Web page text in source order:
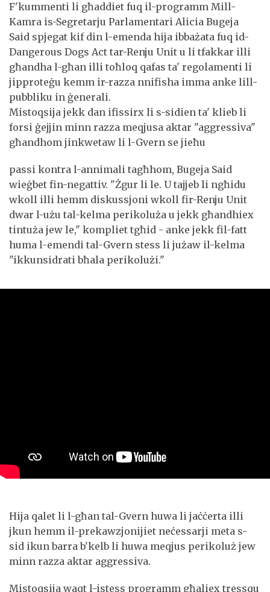
F'kummenti li għaddiet fuq il-programm Mill-
Kamra is-Segretarju Parlamentari Alicia Bugeja
Said spjegat kif din l-emenda hija ibbażata fuq id-
Dangerous Dogs Act tar-Renju Unit u li tfakkar illi
għandha l-għan illi toħloq qafas ta' regolamenti li
jipproteġu kemm ir-razza nnifisha imma anke lill-
pubbliku in ġenerali.
Mistoqsija jekk dan ifissirx li s-sidien ta' klieb li
forsi ġejjin minn razza meqjusa aktar "aggressiva"
għandhom jinkwetaw li l-Gvern se jieħu
passi kontra l-annimali tagħhom, Bugeja Said
wieġbet fin-negattiv. "Żgur li le. U tajjeb li ngħidu
wkoll illi hemm diskussjoni wkoll fir-Renju Unit
dwar l-użu tal-kelma perikoluża u jekk għandhiex
tintuża jew le," kompliet tgħid - anke jekk fil-fatt
huma l-emendi tal-Gvern stess li jużaw il-kelma
"ikkunsidrati bħala perikolużi."
Hija qalet li l-għan tal-Gvern huwa li jaċċerta illi
jkun hemm il-prekawzjonijiet neċessarji meta s-
sid ikun barra b'kelb li huwa meqjus perikoluż jew
minn razza aktar aggressiva.
Mistoqsija waqt l-istess programm għaliex tressqu